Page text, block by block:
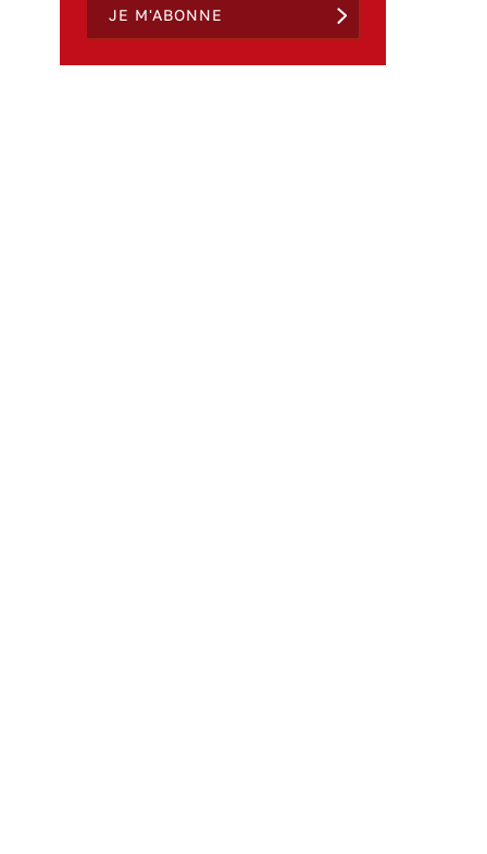
JE M'ABONNE